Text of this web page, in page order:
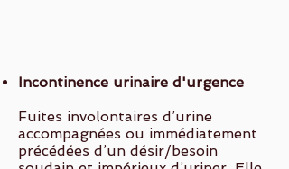
Incontinence urinaire d'urgence
Fuites involontaires d’urine
accompagnées ou immédiatement
précédées d’un désir/besoin